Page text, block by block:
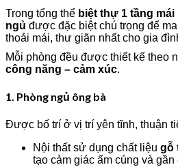
Trong tổng thể biệt thự 1 tầng mái
ngủ được đặc biệt chú trọng để
thoải mái, thư giãn nhất cho gia
Mỗi phòng đều được thiết kế theo
công năng – cảm xúc.
1. Phòng ngủ ông bà
Được bố trí ở vị trí yên tĩnh, thuận
Nội thất sử dụng chất liệu gỗ
tạo cảm giác ấm cúng và gần